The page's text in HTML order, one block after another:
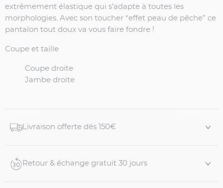
extrêmement élastique qui s’adapte à toutes les
morphologies. Avec son toucher “effet peau de pêche” ce
pantalon tout doux va vous faire fondre !
Coupe et taille
Coupe droite
Jambe droite
Livraison offerte dés 150€
Retour & échange gratuit 30 jours